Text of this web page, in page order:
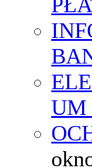
UM